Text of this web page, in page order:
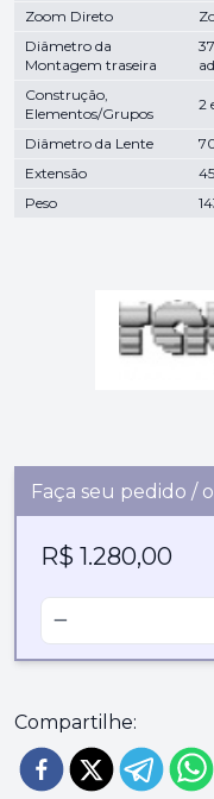
Zoom Direto
Diâmetro da
Montagem traseira
Construção,
Elementos/Grupos
2
Diâmetro da Lente
Extensão
Peso
Faça seu pedido /
R$ 1.280,00
−
Compartilhe: